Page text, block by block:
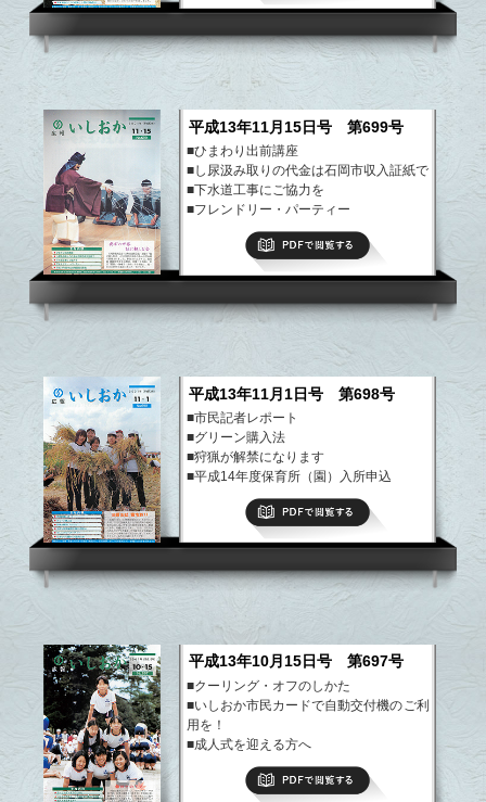
平成13年11月15日号 第699号
■ひまわり出前講座
■し尿汲み取りの代金は石岡市収入証紙で
■下水道工事にご協力を
■フレンドリー・パーティー
■平成14年度市立幼稚園園児募集
平成13年11月1日号 第698号
■市民記者レポート
■グリーン購入法
■狩猟が解禁になります
■平成14年度保育所（園）入所申込
■フレンドリーパーティー
■ひまわりの館からのお知らせ
平成13年10月15日号 第697号
■クーリング・オフのしかた
■いしおか市民カードで自動交付機のご利
用を！
■成人式を迎える方へ
■秋は食べすぎにご用心
PDFで閲覧する